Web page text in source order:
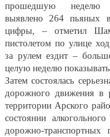
прошедшую неделю
выявлено 264 пьяных
цифры, – отметил
пистолетом по улице
за рулем ездит –
целую неделю
Затем состоялась
дорожного движения в
территории Арского
состоянии
дорожно-транспортных